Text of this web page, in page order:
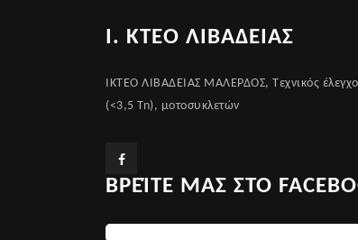
Ι. ΚΤΕΟ ΛΙΒΑΔΕΙΑΣ
ΙΚΤΕΟ ΛΙΒΑΔΕΙΑΣ ΜΑΛΕΡΔΟΣ, Τεχνικός
(<3,5 Tn), μοτοσυκλετών
ΒΡΕΊΤΕ ΜΑΣ ΣΤΟ